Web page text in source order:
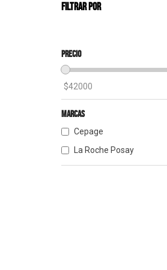
FILTRAR POR
Precio
$42000
Marcas
Cepage
La Roche Posay